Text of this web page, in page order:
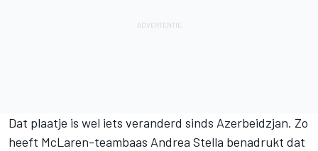
Dat plaatje is wel iets veranderd sinds Azerbeidzjan. Zo
heeft McLaren-teambaas Andrea Stella benadrukt dat